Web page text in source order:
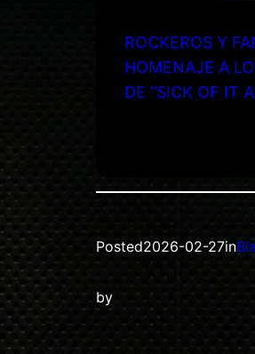
ROCKEROS Y
HOMENAJE A
DE “SICK OF IT
Posted2026-02-27in
by